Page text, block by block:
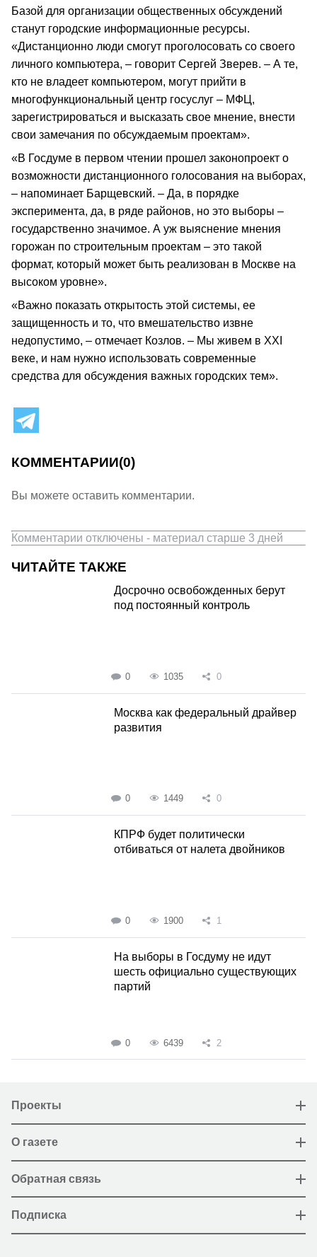
Базой для организации общественных обсуждений
станут городские информационные ресурсы.
«Дистанционно люди смогут проголосовать со своего
личного компьютера, – говорит Сергей Зверев. – А те,
кто не владеет компьютером, могут прийти в
многофункциональный центр госуслуг – МФЦ,
зарегистрироваться и высказать свое мнение, внести
свои замечания по обсуждаемым проектам».
«В Госдуме в первом чтении прошел законопроект о
возможности дистанционного голосования на выборах,
– напоминает Барщевский. – Да, в порядке
эксперимента, да, в ряде районов, но это выборы –
государственно значимое. А уж выяснение мнения
горожан по строительным проектам – это такой
формат, который может быть реализован в Москве на
высоком уровне».
«Важно показать открытость этой системы, ее
защищенность и то, что вмешательство извне
недопустимо, – отмечает Козлов. – Мы живем в XXI
веке, и нам нужно использовать современные
средства для обсуждения важных городских тем».
КОММЕНТАРИИ(0)
Вы можете оставить комментарии.
Комментарии отключены - материал старше 3 дней
ЧИТАЙТЕ ТАКЖЕ
Досрочно освобожденных берут
под постоянный контроль
0 1035 0
Москва как федеральный драйвер
развития
0 1449 0
КПРФ будет политически
отбиваться от налета двойников
0 1900 1
На выборы в Госдуму не идут
шесть официально существующих
партий
0 6439 2
Проекты
О газете
Обратная связь
Подписка